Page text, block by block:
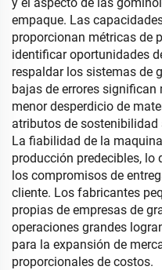
empaque. Las
proporcionan métricas de
identificar oportunidades
respaldar los sistemas de
bajas de errores
menor desperdicio de
atributos de
La fiabilidad de la
producción predecibles,
los compromisos de
cliente. Los fabricantes
propias de empresas de
operaciones grandes
para la expansión de
proporcionales de costos.